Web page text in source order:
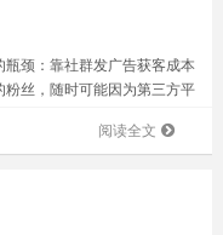
颈：靠社群发广告获客成本
丝，随时可能因为第三方平
阅读全文